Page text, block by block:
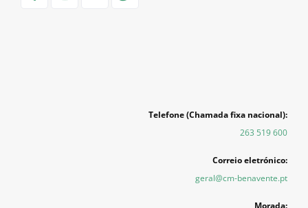
Telefone (Chamada fixa nacional):
263 519 600
Correio eletrónico:
geral@cm-benavente.pt